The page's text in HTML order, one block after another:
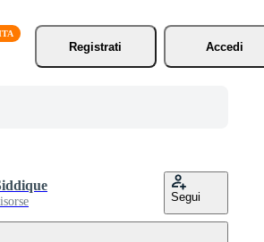
Registrati
Accedi
Segui